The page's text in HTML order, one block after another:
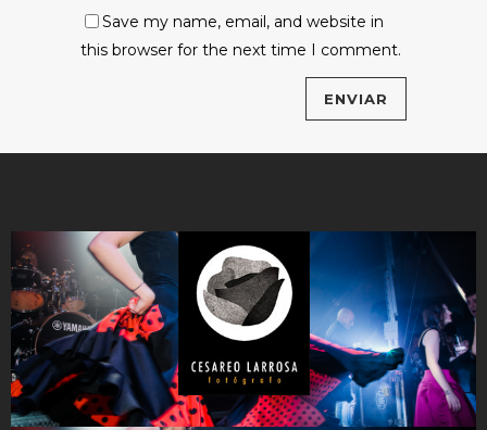
Save my name, email, and website in
this browser for the next time I comment.